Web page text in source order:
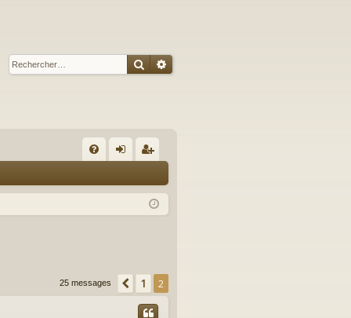
Rechercher
Recherche avancée
Q ne cri
25 messages Précédent
1 2